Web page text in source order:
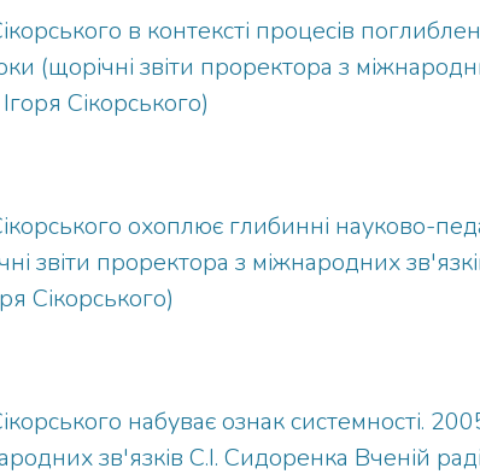
в контексті процесів
(щорічні звіти проректора з
Сікорського)
охоплює глибинні науково-
звіти проректора з міжнародних
Сікорського)
набуває ознак системності.
зв'язків С.І. Сидоренка Вченій